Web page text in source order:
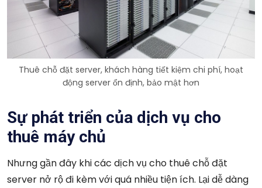
Thuê chỗ đặt server, khách hàng tiết kiệm chi phí, hoạt
động server ổn định, bảo mật hơn
Sự phát triển của dịch vụ cho
thuê máy chủ
Nhưng gần đây khi các dịch vụ cho thuê chỗ đặt
server nở rộ đi kèm với quá nhiều tiện ích. Lại dễ dàng